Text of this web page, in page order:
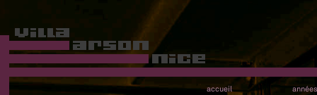
accueil années